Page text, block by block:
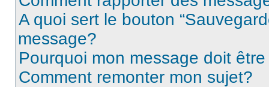
A quoi sert le bouton
message?
Pourquoi mon message doit
Comment remonter mon sujet?